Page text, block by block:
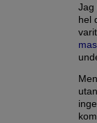
Jag
hel